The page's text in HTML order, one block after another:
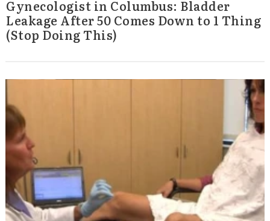
Gynecologist in Columbus: Bladder
Leakage After 50 Comes Down to 1 Thing
(Stop Doing This)